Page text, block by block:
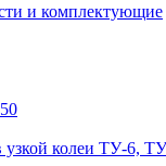
и комплектующие
узкой колеи ТУ-6,